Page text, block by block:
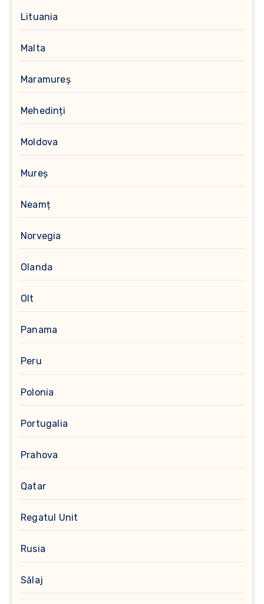
Lituania
Malta
Maramureș
Mehedinți
Moldova
Mureș
Neamț
Norvegia
Olanda
Olt
Panama
Peru
Polonia
Portugalia
Prahova
Qatar
Regatul Unit
Rusia
Sălaj